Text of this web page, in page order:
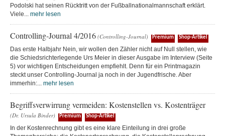
Podolski hat seinen Rücktritt von der Fußballnationalmannschaft erklärt.
Viele... mehr lesen
Controlling-Journal 4/2016 (Controlling-Journal) Premium Shop-Artikel
Das erste Halbjahr Nein, wir wollen den Zähler nicht auf Null stellen, wie
die Schiedsrichterlegende Urs Meier in dieser Ausgabe im Interview (Seite
5) vor wichtigen Entscheidungen empfiehlt. Denn für ein Printmagazin
steckt unser Controlling-Journal ja noch in der Jugendfrische. Aber
immerhin:... mehr lesen
Begriffsverwirrung vermeiden: Kostenstellen vs. Kostenträger
(Dr. Ursula Binder) Premium Shop-Artikel
In der Kostenrechnung gibt es eine klare Einteilung in drei große